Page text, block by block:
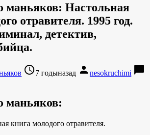
Настольная
отравителя. 1995 год.
детектив,
access_time7 годыназад person nesokruchimi chat_bubble
книга молодого отравителя.